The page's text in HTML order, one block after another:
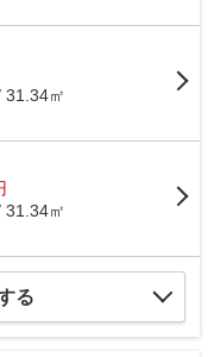
31.34㎡
31.34㎡
る